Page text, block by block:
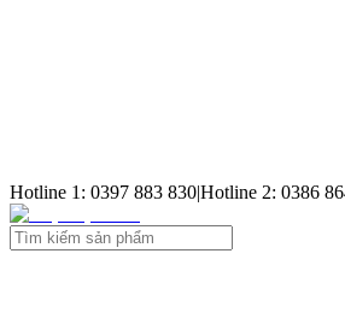
Hotline 1: 0397 883 830|Hotline 2: 0386